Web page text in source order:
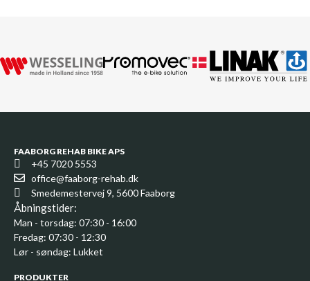
FAABORG REHAB BIKE APS
+45 7020 5553
office@faaborg-rehab.dk
Smedemestervej 9, 5600 Faaborg
Åbningstider:
Man - torsdag: 07:30 - 16:00
Fredag: 07:30 - 12:30
Lør - søndag: Lukket
PRODUKTER